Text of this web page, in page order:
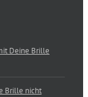
Deine Brille
Brille nicht